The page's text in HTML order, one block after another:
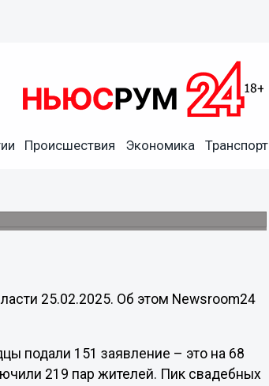
Происшествия Экономика Транспорт
25.02.2025. Об этом Newsroom24
подали 151 заявление – это на 68
219 пар жителей. Пик свадебных